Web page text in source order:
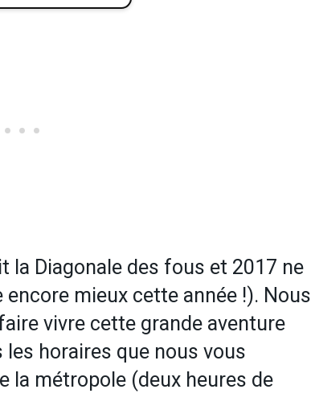
la Diagonale des fous et 2017 ne
mieux cette année !). Nous
vivre cette grande aventure
les horaires que nous vous
la métropole (deux heures de